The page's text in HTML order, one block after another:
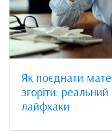
Як поєднати
згоріти:
лайфхаки